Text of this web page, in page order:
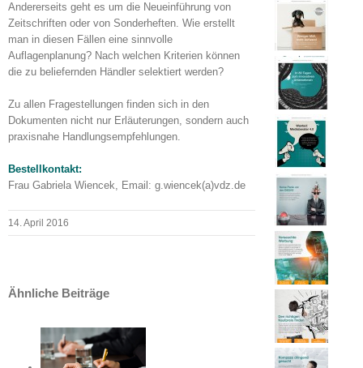
Andererseits geht es um die Neueinführung von
Zeitschriften oder von Sonderheften. Wie erstellt
man in diesen Fällen eine sinnvolle
Auflagenplanung? Nach welchen Kriterien können
die zu beliefernden Händler selektiert werden?
Zu allen Fragestellungen finden sich in den
Dokumenten nicht nur Erläuterungen, sondern auch
praxisnahe Handlungsempfehlungen.
Bestellkontakt:
Frau Gabriela Wiencek, Email: g.wiencek(a)vdz.de
14. April 2016
Ähnliche Beiträge